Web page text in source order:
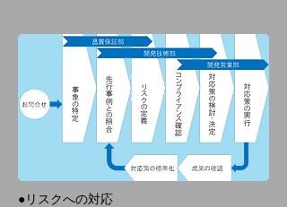
●リスクへの対応